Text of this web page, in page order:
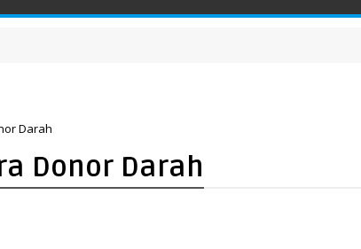
yang Lebih Hijau dan Gemilang
Darah
Donor Darah